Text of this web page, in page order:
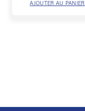
AJOUTER AU PANIER